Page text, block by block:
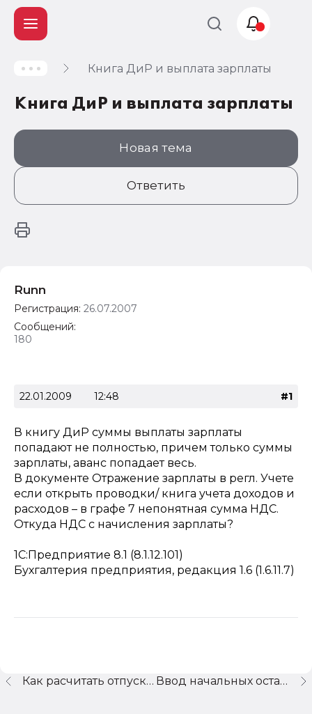
Книга ДиР и выплата зарплаты
Книга ДиР и выплата зарплаты
Новая тема
Ответить
Runn
Регистрация: 26.07.2007
Сообщений:
180
22.01.2009 12:48 #1
В книгу ДиР суммы выплаты зарплаты
попадают не полностью, причем только суммы
зарплаты, аванс попадает весь.
В документе Отражение зарплаты в регл. Учете
если открыть проводки/ книга учета доходов и
расходов – в графе 7 непонятная сумма НДС.
Откуда НДС с начисления зарплаты?
1С:Предприятие 8.1 (8.1.12.101)
Бухгалтерия предприятия, редакция 1.6 (1.6.11.7)
Ввод начальных остатков готовой продукции в 1С:Предприятие 8.1(8.1.12.101)
Как расчитать отпускные для государственных гражданских служащих?
Учет и